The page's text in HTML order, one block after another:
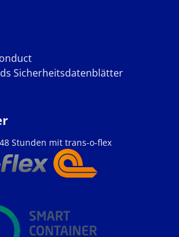
Sicherheitsdatenblätter
Stunden mit trans-o-flex